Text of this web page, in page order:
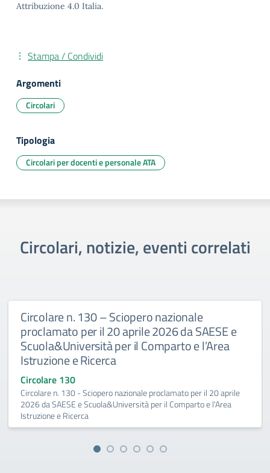
Attribuzione 4.0 Italia.
Stampa / Condividi
Argomenti
Circolari
Tipologia
Circolari per docenti e personale ATA
Circolari, notizie, eventi correlati
Circolare n. 130 – Sciopero nazionale
proclamato per il 20 aprile 2026 da SAESE e
Scuola&Università per il Comparto e l’Area
Istruzione e Ricerca
Circolare 130
Circolare n. 130 - Sciopero nazionale proclamato per il 20 aprile
2026 da SAESE e Scuola&Università per il Comparto e l'Area
Istruzione e Ricerca